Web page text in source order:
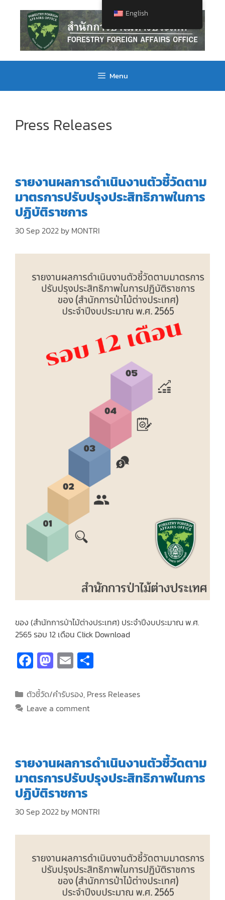
Menu
Press Releases
รายงานผลการดำเนินงานตัวชี้วัดตาม
มาตรการปรับปรุงประสิทธิภาพในการ
ปฏิบัติราชการ
30 Sep 2022 by MONTRI
ของ (สำนักการป่าไม้ต่างประเทศ) ประจำปีงบประมาณ พ.ศ.
2565 รอบ 12 เดือน Click Download
Fa
ce
b
o
M
as
to
d
E
m
ai
l
ar
ตัวชี้วัด/คำรับรอง, Press Releases
Leave a comment
รายงานผลการดำเนินงานตัวชี้วัดตาม
มาตรการปรับปรุงประสิทธิภาพในการ
ปฏิบัติราชการ
30 Sep 2022 by MONTRI
English